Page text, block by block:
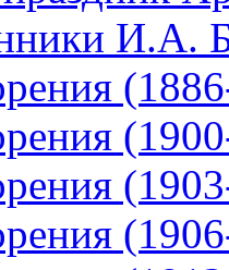
И.А.